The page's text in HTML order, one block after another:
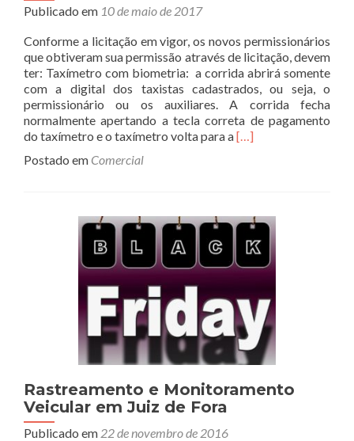
Publicado em 10 de maio de 2017
Conforme a licitação em vigor, os novos permissionários
que obtiveram sua permissão através de licitação, devem
ter: Taxímetro com biometria: a corrida abrirá somente
com a digital dos taxistas cadastrados, ou seja, o
permissionário ou os auxiliares. A corrida fecha
normalmente apertando a tecla correta de pagamento
do taxímetro e o taxímetro volta para aRead
–
Tire
suas
dúvidas!
[…]
Postado em Comercial
Rastreamento e Monitoramento
Veicular em Juiz de Fora
Publicado em 22 de novembro de 2016